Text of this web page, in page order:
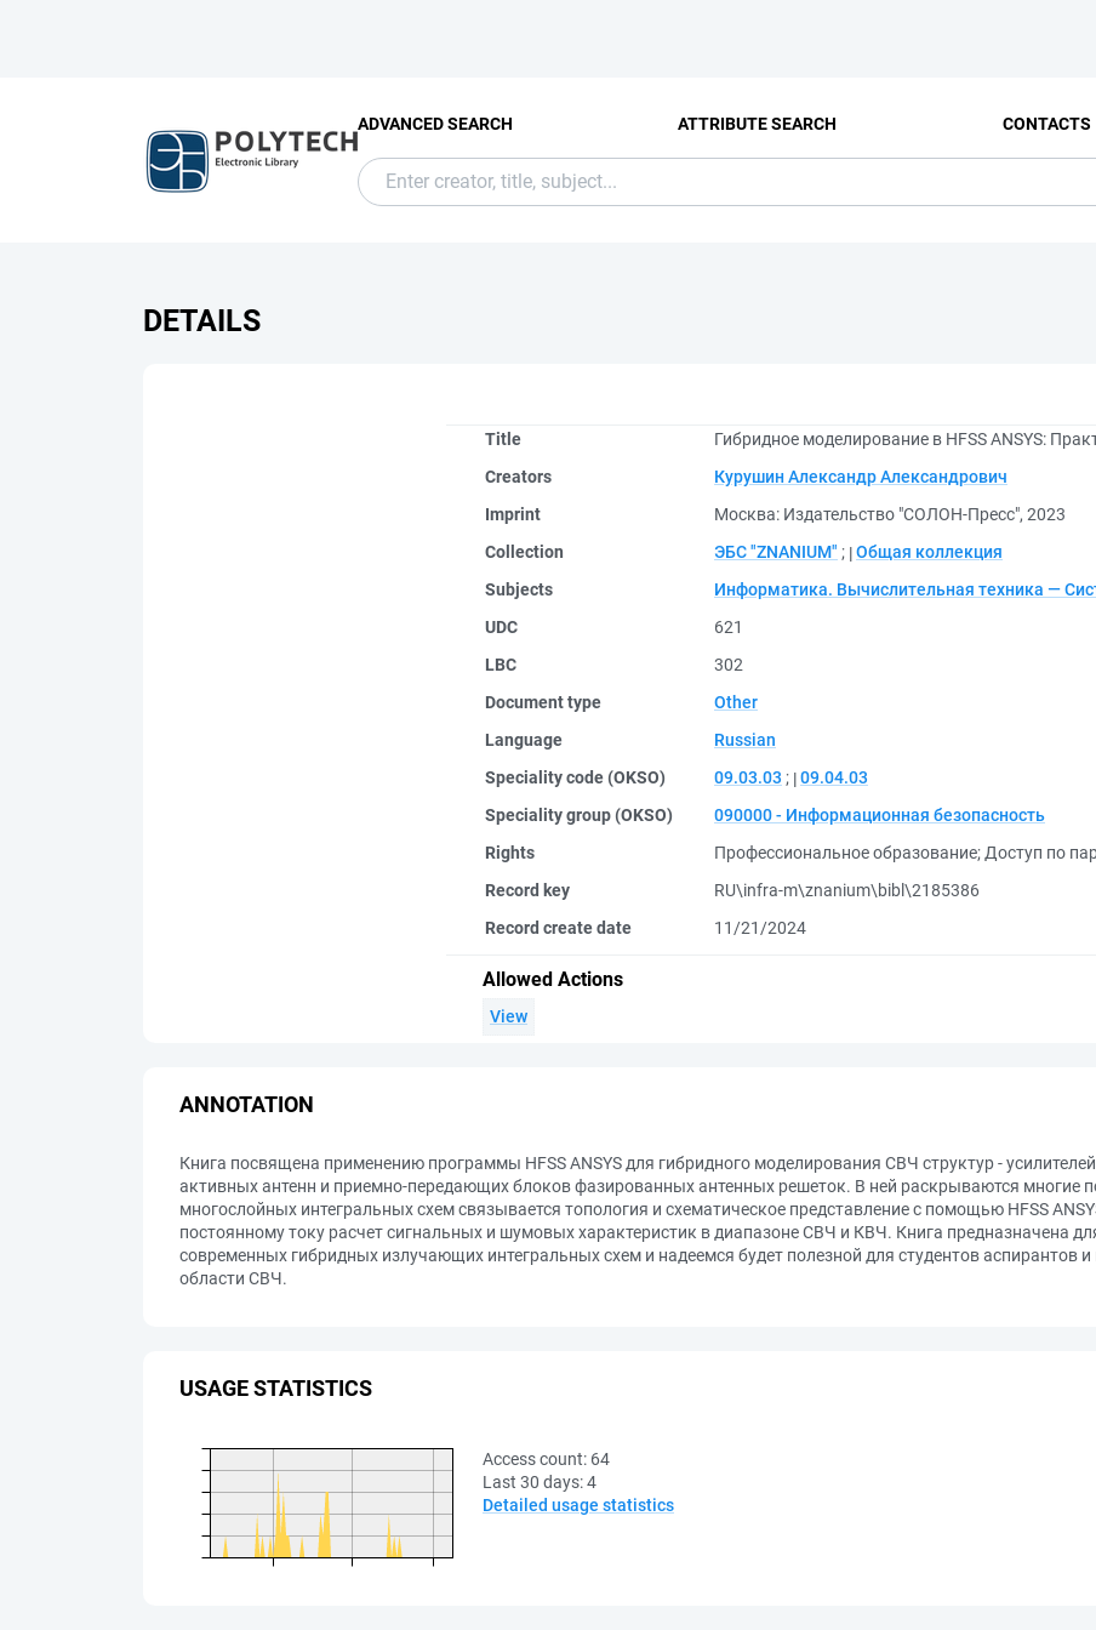
ADVANCED SEARCH ATTRIBUTE SEARCH CONTACTS
DETAILS
Title
Гибридное моделирование в HFSS ANSYS:
Creators
Курушин Александр Александрович
Imprint
Москва: Издательство "СОЛОН-Пресс", 2023
Collection
ЭБС "ZNANIUM" ; Общая коллекция
Subjects
Информатика. Вычислительная техника —
UDC
621
LBC
302
Document type
Other
Language
Russian
Speciality code (OKSO)
09.03.03 ; 09.04.03
Speciality group (OKSO)
090000 - Информационная безопасность
Rights
Профессиональное образование; Доступ по
Record key
RU\infra-m\znanium\bibl\2185386
Record create date
11/21/2024
Allowed Actions
View
ANNOTATION
Книга посвящена применению программы HFSS ANSYS для гибридного моделирования СВЧ структур -
активных антенн и приемно-передающих блоков фазированных антенных решеток. В ней раскрываются многие
многослойных интегральных схем связывается топология и схематическое представление с помощью HFSS
постоянному току расчет сигнальных и шумовых характеристик в диапазоне СВЧ и КВЧ. Книга предназначена
современных гибридных излучающих интегральных схем и надеемся будет полезной для студентов аспирантов
области СВЧ.
USAGE STATISTICS
Access count: 64
Last 30 days:4
Detailed usage statistics